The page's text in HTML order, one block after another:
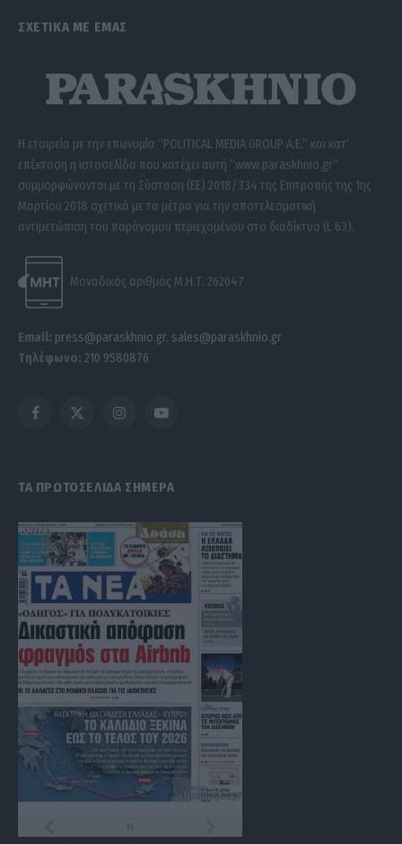
ΣΧΕΤΙΚΑ ΜΕ ΕΜΑΣ
Η εταιρεία με την επωνυμία “POLITICAL MEDIA GROUP A.E.” και κατ’
επέκταση η ιστοσελίδα που κατέχει αυτή “www.paraskhnio.gr”
συμμορφώνονται με τη Σύσταση (ΕΕ) 2018/334 της Επιτροπής της 1ης
Μαρτίου 2018 σχετικά με τα μέτρα για την αποτελεσματική
αντιμετώπιση του παράνομου περιεχομένου στο διαδίκτυο (L 63).
Μοναδικός αριθμός Μ.Η.Τ. 262047
Email: press@paraskhnio.gr, sales@paraskhnio.gr
Τηλέφωνο: 210 9580876
Facebook
X
InstagramYouTube
ΤΑ ΠΡΩΤΟΣΕΛΙΔΑ ΣΗΜΕΡΑ